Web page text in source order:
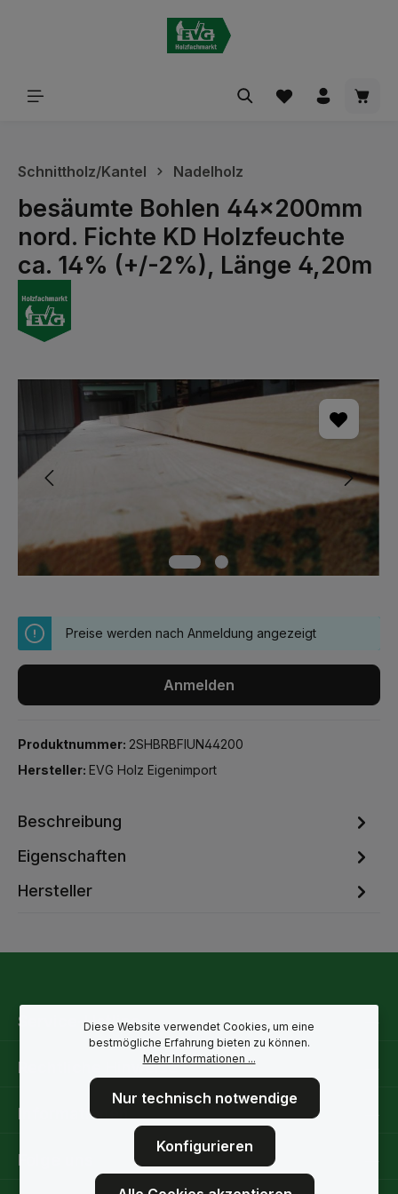
Schnittholz/Kantel Nadelholz
besäumte Bohlen 44x200mm
nord. Fichte KD Holzfeuchte
ca. 14% (+/-2%), Länge 4,20m
Bildergalerie überspringen
Preise werden nach Anmeldung angezeigt
Anmelden
Produktnummer: 2SHBRBFIUN44200
Hersteller: EVG Holz Eigenimport
Beschreibung
Eigenschaften
Hersteller
Service-Hotline
Rechtliche Hinweise
Informationen
Folge uns
Diese Website verwendet Cookies, um eine
bestmögliche Erfahrung bieten zu können.
Mehr Informationen ...
Nur technisch notwendige
Konfigurieren